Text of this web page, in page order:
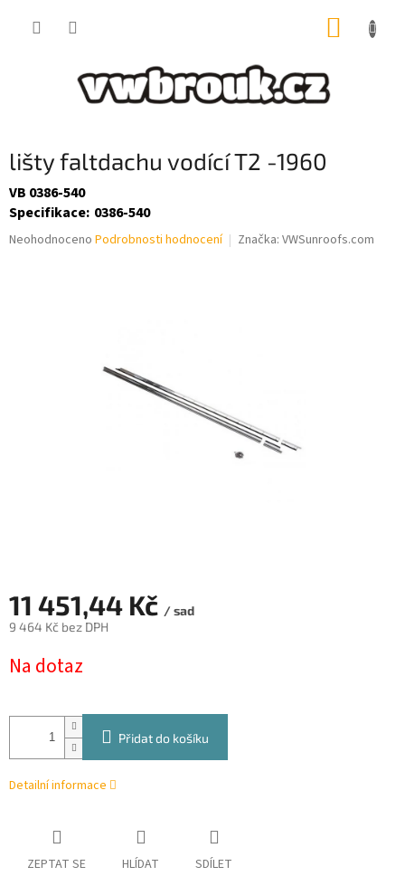
lišty faltdachu vodící T2 -1960
VB 0386-540
Specifikace: 0386-540
Průměrné
Neohodnoceno Podrobnosti hodnocení Značka: VWSunroofs.com
11 451,44 Kč / sad
9 464 Kč bez DPH
cena:
Na dotaz
Přidat do košíku
Detailní informace
ZEPTAT SE HLÍDAT SDÍLET